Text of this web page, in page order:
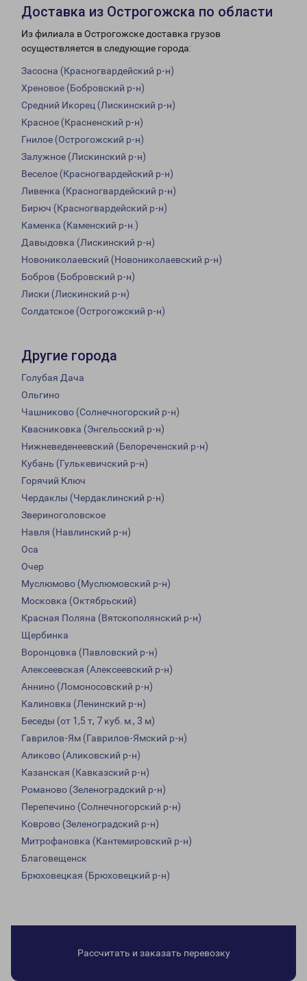
Доставка из Острогожска по области
Из филиала в Острогожске доставка грузов
осуществляется в следующие города:
Засосна (Красногвардейский р-н)
Хреновое (Бобровский р-н)
Средний Икорец (Лискинский р-н)
Красное (Красненский р-н)
Гнилое (Острогожский р-н)
Залужное (Лискинский р-н)
Веселое (Красногвардейский р-н)
Ливенка (Красногвардейский р-н)
Бирюч (Красногвардейский р-н)
Каменка (Каменский р-н.)
Давыдовка (Лискинский р-н)
Новониколаевский (Новониколаевский р-н)
Бобров (Бобровский р-н)
Лиски (Лискинский р-н)
Солдатское (Острогожский р-н)
Другие города
Голубая Дача
Ольгино
Чашниково (Солнечногорский р-н)
Квасниковка (Энгельсский р-н)
Нижневеденеевский (Белореченский р-н)
Кубань (Гулькевичский р-н)
Горячий Ключ
Чердаклы (Чердаклинский р-н)
Звериноголовское
Навля (Навлинский р-н)
Оса
Очер
Муслюмово (Муслюмовский р-н)
Московка (Октябрьский)
Красная Поляна (Вятскополянский р-н)
Щербинка
Воронцовка (Павловский р-н)
Алексеевская (Алексеевский р-н)
Аннино (Ломоносовский р-н)
Калиновка (Ленинский р-н)
Беседы (от 1,5 т, 7 куб. м., 3 м)
Гаврилов-Ям (Гаврилов-Ямский р-н)
Аликово (Аликовский р-н)
Казанская (Кавказский р-н)
Романово (Зеленоградский р-н)
Перепечино (Солнечногорский р-н)
Коврово (Зеленоградский р-н)
Митрофановка (Кантемировский р-н)
Благовещенск
Брюховецкая (Брюховецкий р-н)
Рассчитать и заказать перевозку